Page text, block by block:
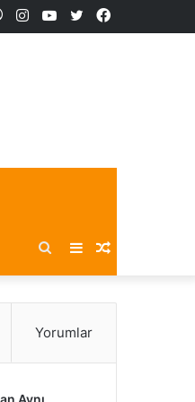
Facebook
X
YouTube
Instagram
Kayıt
Rastgele
Makale
Kenar
Bölmesi
Arama
yap
Yorumlar
Aynı